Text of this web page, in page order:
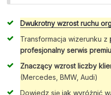
Dwukrotny wzrost ruchu
Transformacja wizerunku z
profesjonalny serwis
Znaczący wzrost liczby
(Mercedes, BMW, Audi)
Dowiedz się jak wyróżnić